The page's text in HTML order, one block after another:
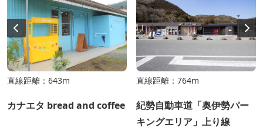
直線距離：643m
カナエタ bread and coffee
直線距離：764m
紀勢自動車道「奥伊勢パー
キングエリア」上り線